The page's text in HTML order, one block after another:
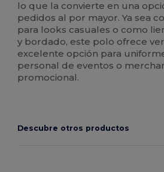
lo que la convierte en una
pedidos al por mayor. Ya sea
para looks casuales o como
y bordado, este polo ofrece
excelente opción para
personal de eventos o
promocional.
Descubre otros productos